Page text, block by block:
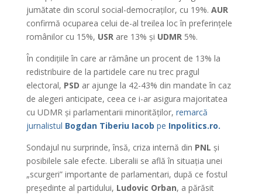
jumătate din scorul social-democraților, cu 19%. AUR
confirmă ocuparea celui de-al treilea loc în preferințele
românilor cu 15%, USRare 13% și UDMR5%.
În condițiile în care ar rămâne un procent de 13% la
redistribuire de la partidele care nu trec pragul
electoral, PSD ar ajunge la 42-43% din mandate în caz
de alegeri anticipate, ceea ce i-ar asigura majoritatea
cu UDMR și parlamentarii minorităților, remarcă
jurnalistul Bogdan Tiberiu Iacob pe Inpolitics.ro.
Sondajul nu surprinde, însă, criza internă din PNL și
posibilele sale efecte. Liberalii se află în situația unei
„scurgeri” importante de parlamentari, după ce fostul
președinte al partidului, Ludovic Orban, a părăsit